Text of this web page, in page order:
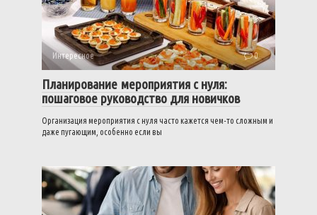
Интересное 0
Планирование мероприятия с нуля:
пошаговое руководство для новичков
Организация мероприятия с нуля часто кажется чем-то сложным и
даже пугающим, особенно если вы